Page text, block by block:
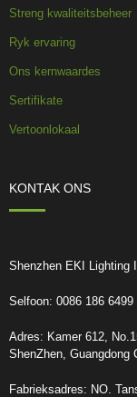
Streng kwaliteitsbeheer
Ryk ervaring
Ons kernwaardes
Sertifikate
Vertoonlokaal
KONTAK ONS
Shenzhen EKI Lighting
Selfoon: 0086 186
Adres: Kamer 612,
ShenZhen, Guangdong
Fabrieksadres: NO.